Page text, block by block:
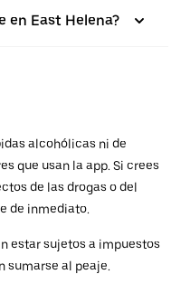
en East Helena?
alcohólicas ni de
que usan la app. Si crees
de las drogas o del
de inmediato.
estar sujetos a impuestos
sumarse al peaje.